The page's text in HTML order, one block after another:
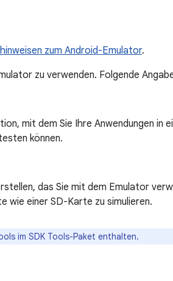
zum Android-Emulator.
zu verwenden. Folgende
mit dem Sie Ihre Anwendungen in
können.
das Sie mit dem Emulator
wie einer SD-Karte zu simulieren.
im SDK Tools-Paket enthalten.